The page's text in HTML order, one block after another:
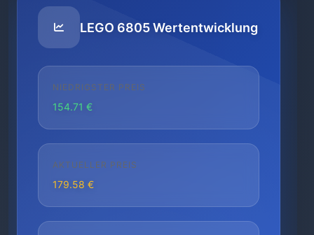
LEGO 6805 Wertentwicklung
NIEDRIGSTER PREIS
154.71 €
AKTUELLER PREIS
179.58 €